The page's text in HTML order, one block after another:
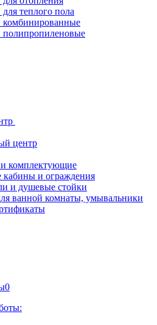
теплого пола
центр
комплектующие
и ограждения
и душевые стойки
ванной комнаты, умывальники
0